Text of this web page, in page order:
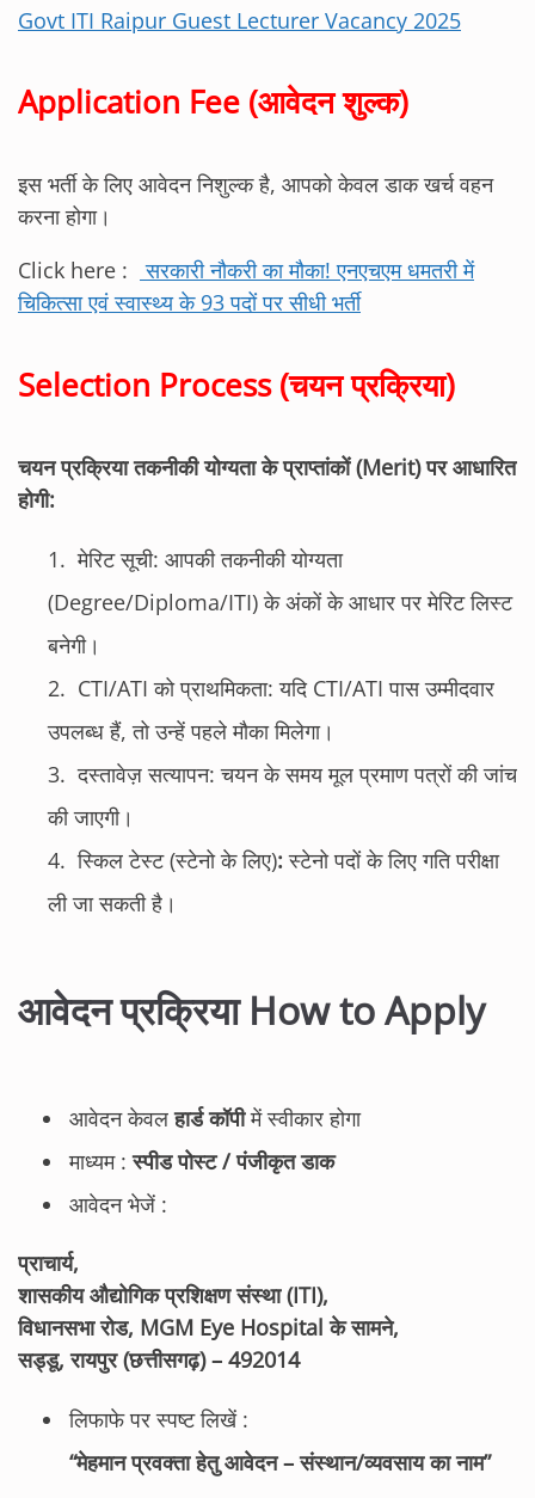
Govt ITI Raipur Guest Lecturer Vacancy 2025
Application Fee (आवेदन शुल्क)
इस भर्ती के लिए आवेदन निशुल्क है, आपको केवल डाक खर्च वहन
करना होगा।
Click here :
सरकारी नौकरी का मौका! एनएचएम धमतरी में
चिकित्सा एवं स्वास्थ्य के 93 पदों पर सीधी भर्ती
Selection Process (चयन प्रक्रिया)
चयन प्रक्रिया तकनीकी योग्यता के प्राप्तांकों (Merit) पर आधारित
होगी:
मेरिट सूची: आपकी तकनीकी योग्यता
(Degree/Diploma/ITI) के अंकों के आधार पर मेरिट लिस्ट
बनेगी।
CTI/ATI को प्राथमिकता: यदि CTI/ATI पास उम्मीदवार
उपलब्ध हैं, तो उन्हें पहले मौका मिलेगा।
दस्तावेज़ सत्यापन: चयन के समय मूल प्रमाण पत्रों की जांच
की जाएगी।
स्किल टेस्ट (स्टेनो के लिए): स्टेनो पदों के लिए गति परीक्षा
ली जा सकती है।
आवेदन प्रक्रिया How to Apply
आवेदन केवलहार्ड कॉपीमें स्वीकार होगा
माध्यम :स्पीड पोस्ट / पंजीकृत डाक
आवेदन भेजें :
प्राचार्य,
शासकीय औद्योगिक प्रशिक्षण संस्था (ITI),
विधानसभा रोड, MGM Eye Hospital के सामने,
सड्डू, रायपुर (छत्तीसगढ़) – 492014
लिफाफे पर स्पष्ट लिखें :
“मेहमान प्रवक्ता हेतु आवेदन – संस्थान/व्यवसाय का नाम”